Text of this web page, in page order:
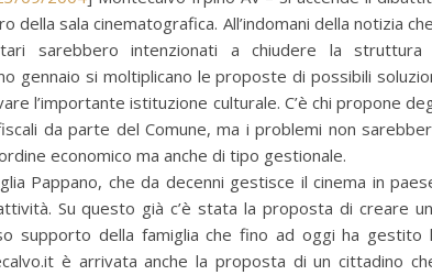
della sala cinematografica. All’indomani della notizia
sarebbero intenzionati a chiudere la struttura
gennaio si moltiplicano le proposte di possibili
l’importante istituzione culturale. C’è chi propone
da parte del Comune, ma i problemi non
economico ma anche di tipo gestionale.
Pappano, che da decenni gestisce il cinema in
Su questo già c’è stata la proposta di creare
supporto della famiglia che fino ad oggi ha gestito
è arrivata anche la proposta di un cittadino